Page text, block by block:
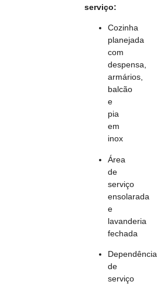
serviço:
Cozinha
planejada
com
despensa,
armários,
balcão
e
pia
em
inox
Área
de
serviço
ensolarada
e
lavanderia
fechada
Dependência
de
serviço